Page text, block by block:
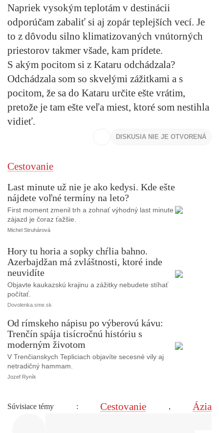
Napriek vysokým teplotám v destinácii
odporúčam zabaliť si aj zopár teplejších vecí. Je
to z dôvodu silno klimatizovaných vnútorných
priestorov takmer všade, kam prídete.
S akým pocitom si z Kataru odchádzala?
Odchádzala som so skvelými zážitkami a s
pocitom, že sa do Kataru určite ešte vrátim,
pretože je tam ešte veľa miest, ktoré som nestihla
vidieť.
DISKUSIA NIE JE OTVORENÁ
Cestovanie
Last minute už nie je ako kedysi. Kde ešte
nájdete voľné termíny na leto?
First moment zmenil trh a zohnať výhodný last minute
zájazd je čoraz ťažšie.
Michel Struhárová
Hory tu horia a sopky chŕlia bahno.
Azerbajdžan má zvláštnosti, ktoré inde
neuvidíte
Objavte kaukazskú krajinu a zážitky nebudete stíhať
počítať.
Dovolenka.sme.sk
Od rímskeho nápisu po výberovú kávu:
Trenčín spája tisícročnú históriu s
moderným životom
V Trenčianskych Tepliciach objavíte secesné vily aj
netradičný hammam.
Jozef Ryník
Súvisiace témy : Cestovanie , Ázia